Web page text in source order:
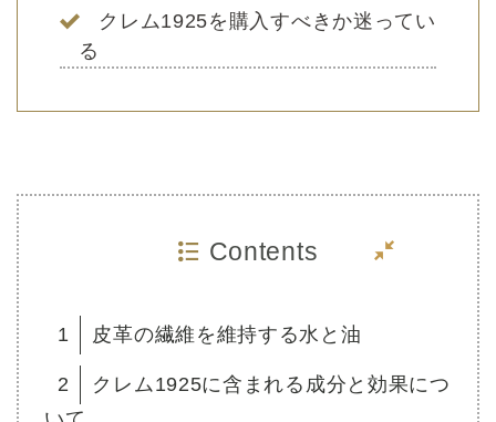
クレム1925を購入すべきか迷ってい
る
Contents
1 皮革の繊維を維持する水と油
2
クレム1925に含まれる成分と効果につ